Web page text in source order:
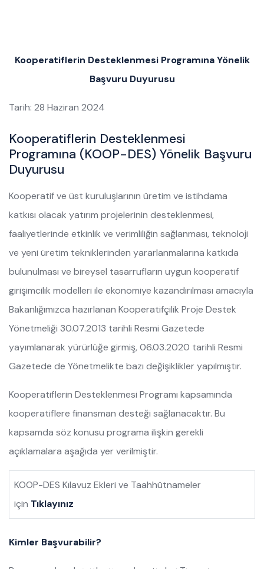
Kooperatiflerin Desteklenmesi Programına Yönelik
Başvuru Duyurusu
Tarih: 28 Haziran 2024
Kooperatiflerin Desteklenmesi
Programına (KOOP-DES) Yönelik Başvuru
Duyurusu
Kooperatif ve üst kuruluşlarının üretim ve istihdama
katkısı olacak yatırım projelerinin desteklenmesi,
faaliyetlerinde etkinlik ve verimliliğin sağlanması, teknoloji
ve yeni üretim tekniklerinden yararlanmalarına katkıda
bulunulması ve bireysel tasarrufların uygun kooperatif
girişimcilik modelleri ile ekonomiye kazandırılması amacıyla
Bakanlığımızca hazırlanan Kooperatifçilik Proje Destek
Yönetmeliği 30.07.2013 tarihli Resmi Gazetede
yayımlanarak yürürlüğe girmiş, 06.03.2020 tarihli Resmi
Gazetede de Yönetmelikte bazı değişiklikler yapılmıştır.
Kooperatiflerin Desteklenmesi Programı kapsamında
kooperatiflere finansman desteği sağlanacaktır. Bu
kapsamda söz konusu programa ilişkin gerekli
açıklamalara aşağıda yer verilmiştir.
KOOP-DES Kılavuz Ekleri ve Taahhütnameler
için Tıklayınız
Kimler Başvurabilir?